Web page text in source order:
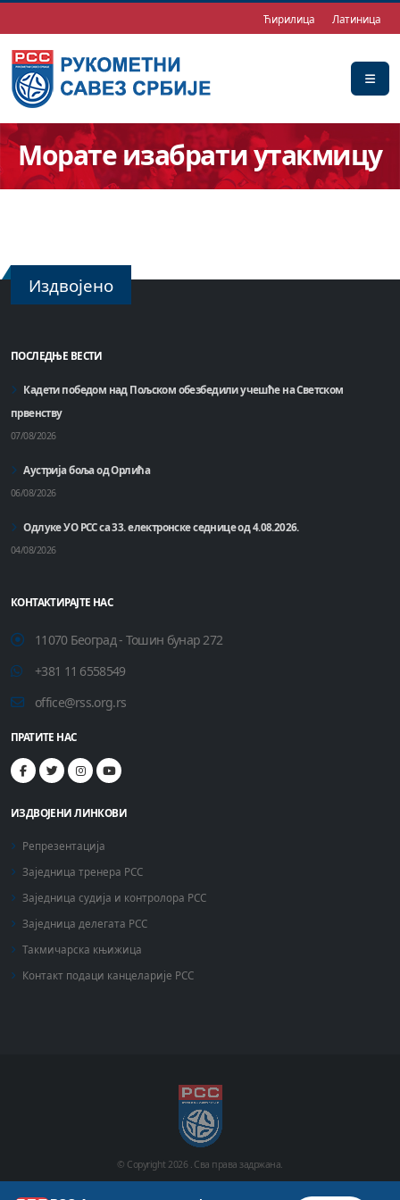
Ћирилица Латиница
Морате изабрати утакмицу
Издвојено
ПОСЛЕДЊЕ ВЕСТИ
Кадети победом над Пољском обезбедили учешће на Светском
првенству
07/08/2026
Аустрија боља од Орлића
06/08/2026
Одлуке УО РСС са 33. електронске седнице од 4.08.2026.
04/08/2026
КОНТАКТИРАЈТЕ НАС
11070 Београд - Тошин бунар 272
+381 11 6558549
office@rss.org.rs
ПРАТИТЕ НАС
ИЗДВОЈЕНИ ЛИНКОВИ
Репрезентација
Заједница тренера РСС
Заједница судија и контролора РСС
Заједница делегата РСС
Такмичарска књижица
Контакт подаци канцеларије РСС
© Copyright2026 . Сва права задржана.